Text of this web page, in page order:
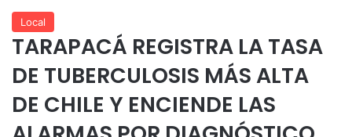
Local
TARAPACÁ REGISTRA LA TASA
DE TUBERCULOSIS MÁS ALTA
DE CHILE Y ENCIENDE LAS